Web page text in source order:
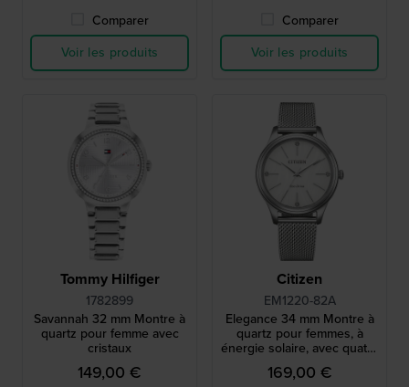
Comparer
Voir les produits
Comparer
Voir les produits
Tommy Hilfiger
1782899
Savannah 32 mm Montre à
quartz pour femme avec
cristaux
149,00 €
Citizen
EM1220-82A
Elegance 34 mm Montre à
quartz pour femmes, à
énergie solaire, avec quatre
index en cristal
169,00 €